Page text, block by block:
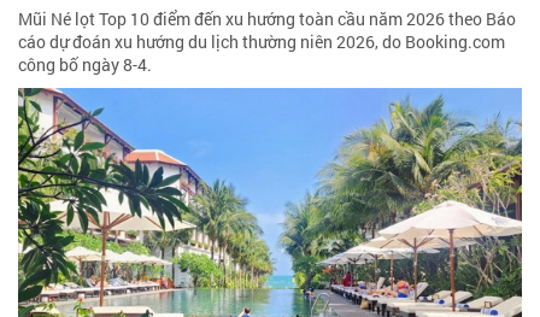
Mũi Né lọt Top 10 điểm đến xu hướng toàn cầu năm 2026 theo Báo
cáo dự đoán xu hướng du lịch thường niên 2026, do Booking.com
công bố ngày 8-4.